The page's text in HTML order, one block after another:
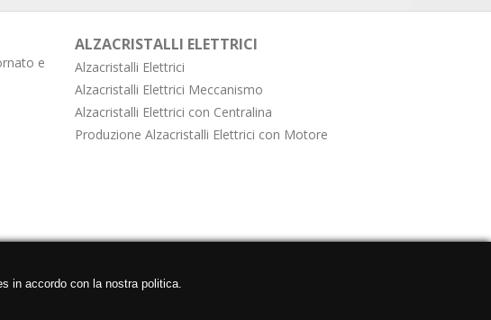
e
ALZACRISTALLI ELETTRICI
Alzacristalli Elettrici
Alzacristalli Elettrici Meccanismo
Alzacristalli Elettrici con Centralina
Produzione Alzacristalli Elettrici con Motore
in accordo con la nostra politica.